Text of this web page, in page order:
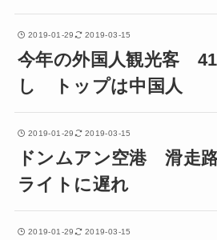
2019-01-29 2019-03-15
今年の外国人観光客
し トップは中国人
2019-01-29 2019-03-15
ドンムアン空港 滑走
ライトに遅れ
2019-01-29 2019-03-15